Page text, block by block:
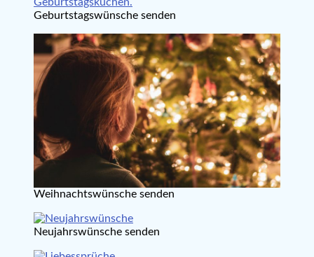
Geburtstagswünsche senden
Weihnachtswünsche senden
Neujahrswünsche senden